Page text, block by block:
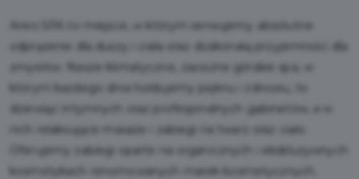
Aries SPA to miejsce, w którym serwujemy absolutne
odprężenie dla duszy i ciała oraz doskonałą przyjemność dla
zmysłów. Nasze klimatyczne, zaciszne górskie spa, w
którym każdego dnia hołdujemy pięknu i zdrowiu, to
dziewięć intymnych oraz profesjonalnych gabinetów, a w
nich relaksujące masaże i zabiegi na twarz oraz ciało.
Oferujemy zabiegi oparte na organicznych i ekskluzywnych
kosmetykach renomowanych marek kosmetycznych,